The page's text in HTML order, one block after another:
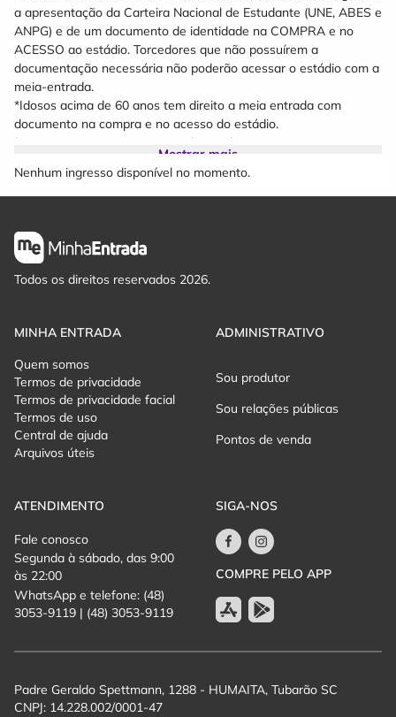
a apresentação da Carteira Nacional de Estudante (UNE, ABES e
ANPG) e de um documento de identidade na COMPRA e no
ACESSO ao estádio. Torcedores que não possuírem a
documentação necessária não poderão acessar o estádio com a
meia-entrada.
*Idosos acima de 60 anos tem direito a meia entrada com
documento na compra e no acesso do estádio.
*Setor Visitante somente Arquibancada.
Mostrar mais
Nenhum ingresso disponível no momento.
Todos os direitos reservados 2026.
MINHA ENTRADA
Quem somos
Termos de privacidade
Termos de privacidade facial
Termos de uso
Central de ajuda
Arquivos úteis
ADMINISTRATIVO
Sou produtor
Sou relações públicas
Pontos de venda
ATENDIMENTO
Fale conosco
Segunda à sábado, das 9:00
às 22:00
WhatsApp e telefone: (48)
3053-9119 | (48) 3053-9119
SIGA-NOS
COMPRE PELO APP
Padre Geraldo Spettmann, 1288 - HUMAITA, Tubarão SC
CNPJ: 14.228.002/0001-47